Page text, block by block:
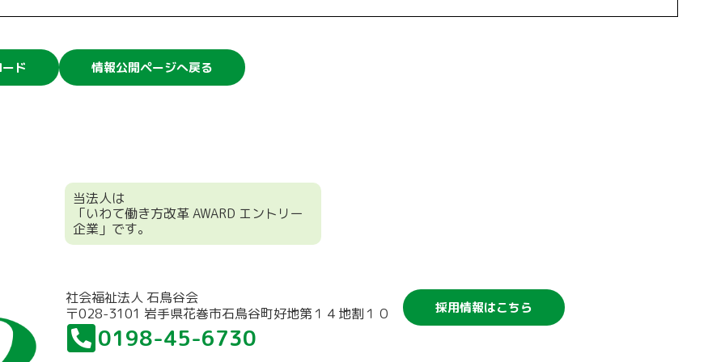
ド 情報公開ページへ戻る
当法人は
「いわて働き方改革 AWARD エントリー
企業」です。
社会福祉法人 石鳥谷会
〒028-3101 岩手県花巻市石鳥谷町好地第１４地割１０
0198-45-6730
採用情報はこちら